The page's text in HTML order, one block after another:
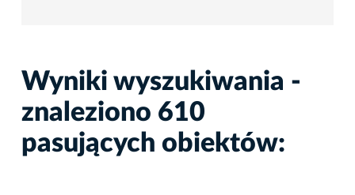
Wyniki wyszukiwania -
znaleziono 610
pasujących obiektów: